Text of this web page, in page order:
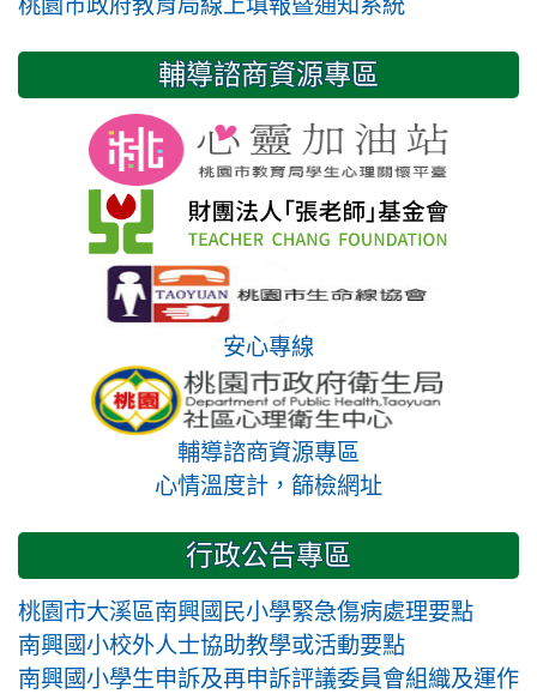
輔導諮商資源專區
安心專線
輔導諮商資源專區
心情溫度計，篩檢網址
行政公告專區
桃園市大溪區南興國民小學緊急傷病處理要點
南興國小校外人士協助教學或活動要點
南興國小學生申訴及再申訴評議委員會組織及運作